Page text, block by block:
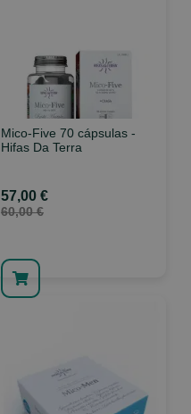
Mico-Five 70 cápsulas -
Hifas Da Terra
57,00 €
60,00 €